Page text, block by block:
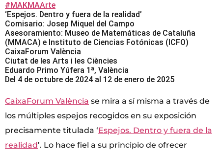
#MAKMAArte
‘Espejos. Dentro y fuera de la realidad’
Comisario: Josep Miquel del Campo
Asesoramiento: Museo de Matemáticas de Cataluña
(MMACA) e Instituto de Ciencias Fotónicas (ICFO)
CaixaForum València
Ciutat de les Arts i les Ciències
Eduardo Primo Yúfera 1ª, València
Del 4 de octubre de 2024 al 12 de enero de 2025
CaixaForum València se mira a sí misma a través de
los múltiples espejos recogidos en su exposición
precisamente titulada ‘Espejos. Dentro y fuera de la
realidad’. Lo hace fiel a su principio de ofrecer